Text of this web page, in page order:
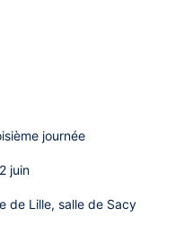
journée
juin
de Lille, salle de Sacy